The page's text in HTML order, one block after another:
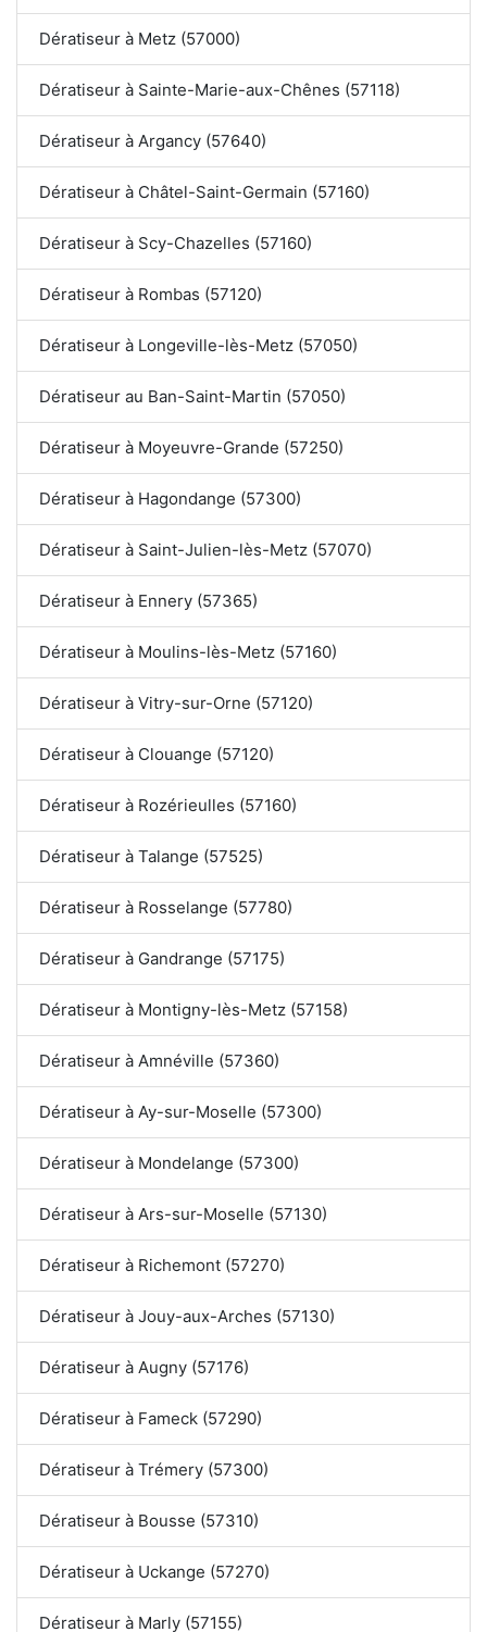
Dératiseur à Metz (57000)
Dératiseur à Sainte-Marie-aux-Chênes (57118)
Dératiseur à Argancy (57640)
Dératiseur à Châtel-Saint-Germain (57160)
Dératiseur à Scy-Chazelles (57160)
Dératiseur à Rombas (57120)
Dératiseur à Longeville-lès-Metz (57050)
Dératiseur au Ban-Saint-Martin (57050)
Dératiseur à Moyeuvre-Grande (57250)
Dératiseur à Hagondange (57300)
Dératiseur à Saint-Julien-lès-Metz (57070)
Dératiseur à Ennery (57365)
Dératiseur à Moulins-lès-Metz (57160)
Dératiseur à Vitry-sur-Orne (57120)
Dératiseur à Clouange (57120)
Dératiseur à Rozérieulles (57160)
Dératiseur à Talange (57525)
Dératiseur à Rosselange (57780)
Dératiseur à Gandrange (57175)
Dératiseur à Montigny-lès-Metz (57158)
Dératiseur à Amnéville (57360)
Dératiseur à Ay-sur-Moselle (57300)
Dératiseur à Mondelange (57300)
Dératiseur à Ars-sur-Moselle (57130)
Dératiseur à Richemont (57270)
Dératiseur à Jouy-aux-Arches (57130)
Dératiseur à Augny (57176)
Dératiseur à Fameck (57290)
Dératiseur à Trémery (57300)
Dératiseur à Bousse (57310)
Dératiseur à Uckange (57270)
Dératiseur à Marly (57155)